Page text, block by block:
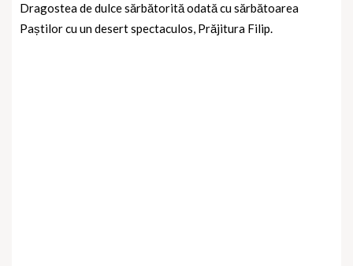
Dragostea de dulce sărbătorită odată cu sărbătoarea
Paștilor cu un desert spectaculos, Prăjitura Filip.